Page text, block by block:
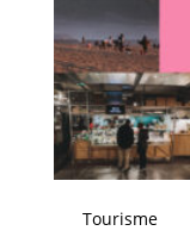
Tourisme